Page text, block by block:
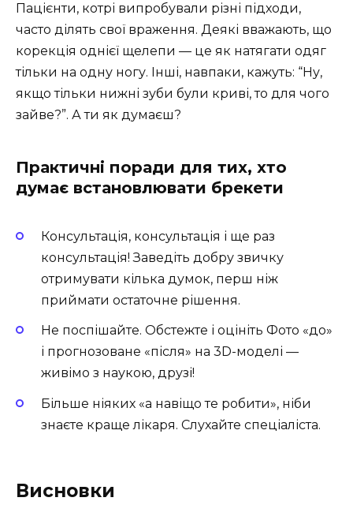
Пацієнти, котрі випробували різні підходи,
часто ділять свої враження. Деякі вважають, що
корекція однієї щелепи — це як натягати одяг
тільки на одну ногу. Інші, навпаки, кажуть: “Ну,
якщо тільки нижні зуби були криві, то для чого
зайве?”. А ти як думаєш?
Практичні поради для тих, хто
думає встановлювати брекети
Консультація, консультація і ще раз
консультація! Заведіть добру звичку
отримувати кілька думок, перш ніж
приймати остаточне рішення.
Не поспішайте. Обстежте і оцініть Фото «до»
і прогнозоване «після» на 3D-моделі —
живімо з наукою, друзі!
Більше ніяких «а навіщо те робити», ніби
знаєте краще лікаря. Слухайте спеціаліста.
Висновки